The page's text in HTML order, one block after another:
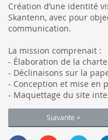
Création d’une identité
Skantenn, avec pour
communication.
La mission comprenait :
- Élaboration de la
- Déclinaisons sur la
- Conception et mise en
- Maquettage du site
Suivante >